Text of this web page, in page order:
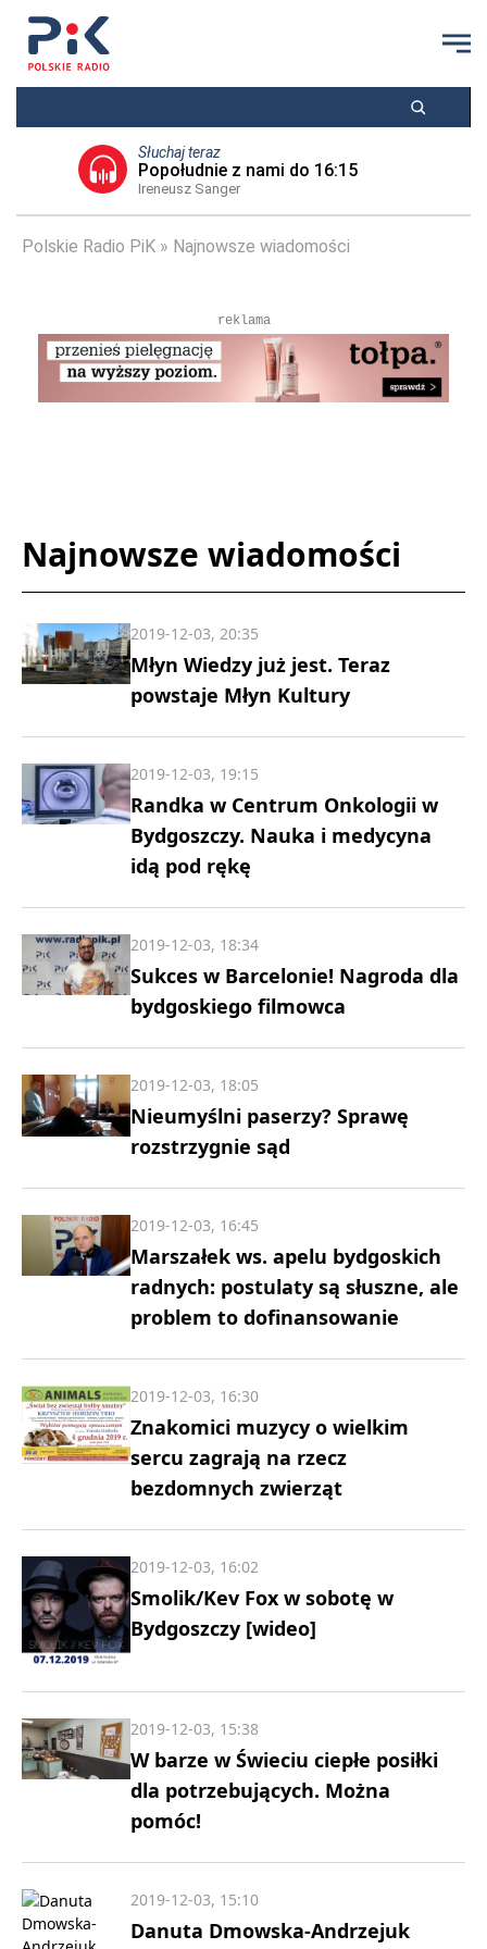
Słuchaj teraz
Popołudnie z nami do 16:15
Ireneusz Sanger
Polskie Radio PiK Najnowsze wiadomości
reklama
Najnowsze wiadomości
Młyn Wiedzy już jest. Teraz
powstaje Młyn Kultury
2019-12-03, 20:35
Randka w Centrum Onkologii w
Bydgoszczy. Nauka i medycyna
idą pod rękę
2019-12-03, 19:15
Sukces w Barcelonie! Nagroda dla
bydgoskiego filmowca
2019-12-03, 18:34
Nieumyślni paserzy? Sprawę
rozstrzygnie sąd
2019-12-03, 18:05
Marszałek ws. apelu bydgoskich
radnych: postulaty są słuszne, ale
problem to dofinansowanie
2019-12-03, 16:45
Znakomici muzycy o wielkim
sercu zagrają na rzecz
bezdomnych zwierząt
2019-12-03, 16:30
Smolik/Kev Fox w sobotę w
Bydgoszczy [wideo]
2019-12-03, 16:02
W barze w Świeciu ciepłe posiłki
dla potrzebujących. Można
pomóc!
2019-12-03, 15:38
Danuta Dmowska-Andrzejuk
2019-12-03, 15:10